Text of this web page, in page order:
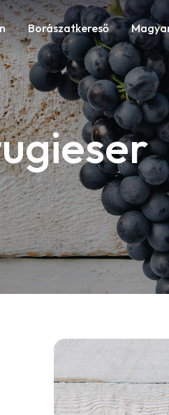
Borászatkereső